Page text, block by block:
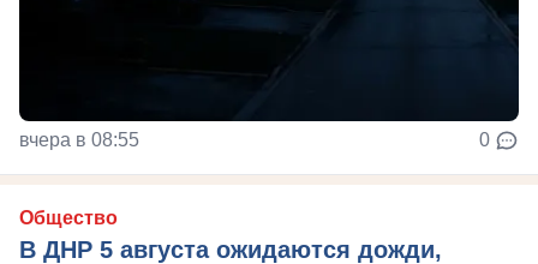
вчера в 08:55 0
Общество
В ДНР 5 августа ожидаются дожди,